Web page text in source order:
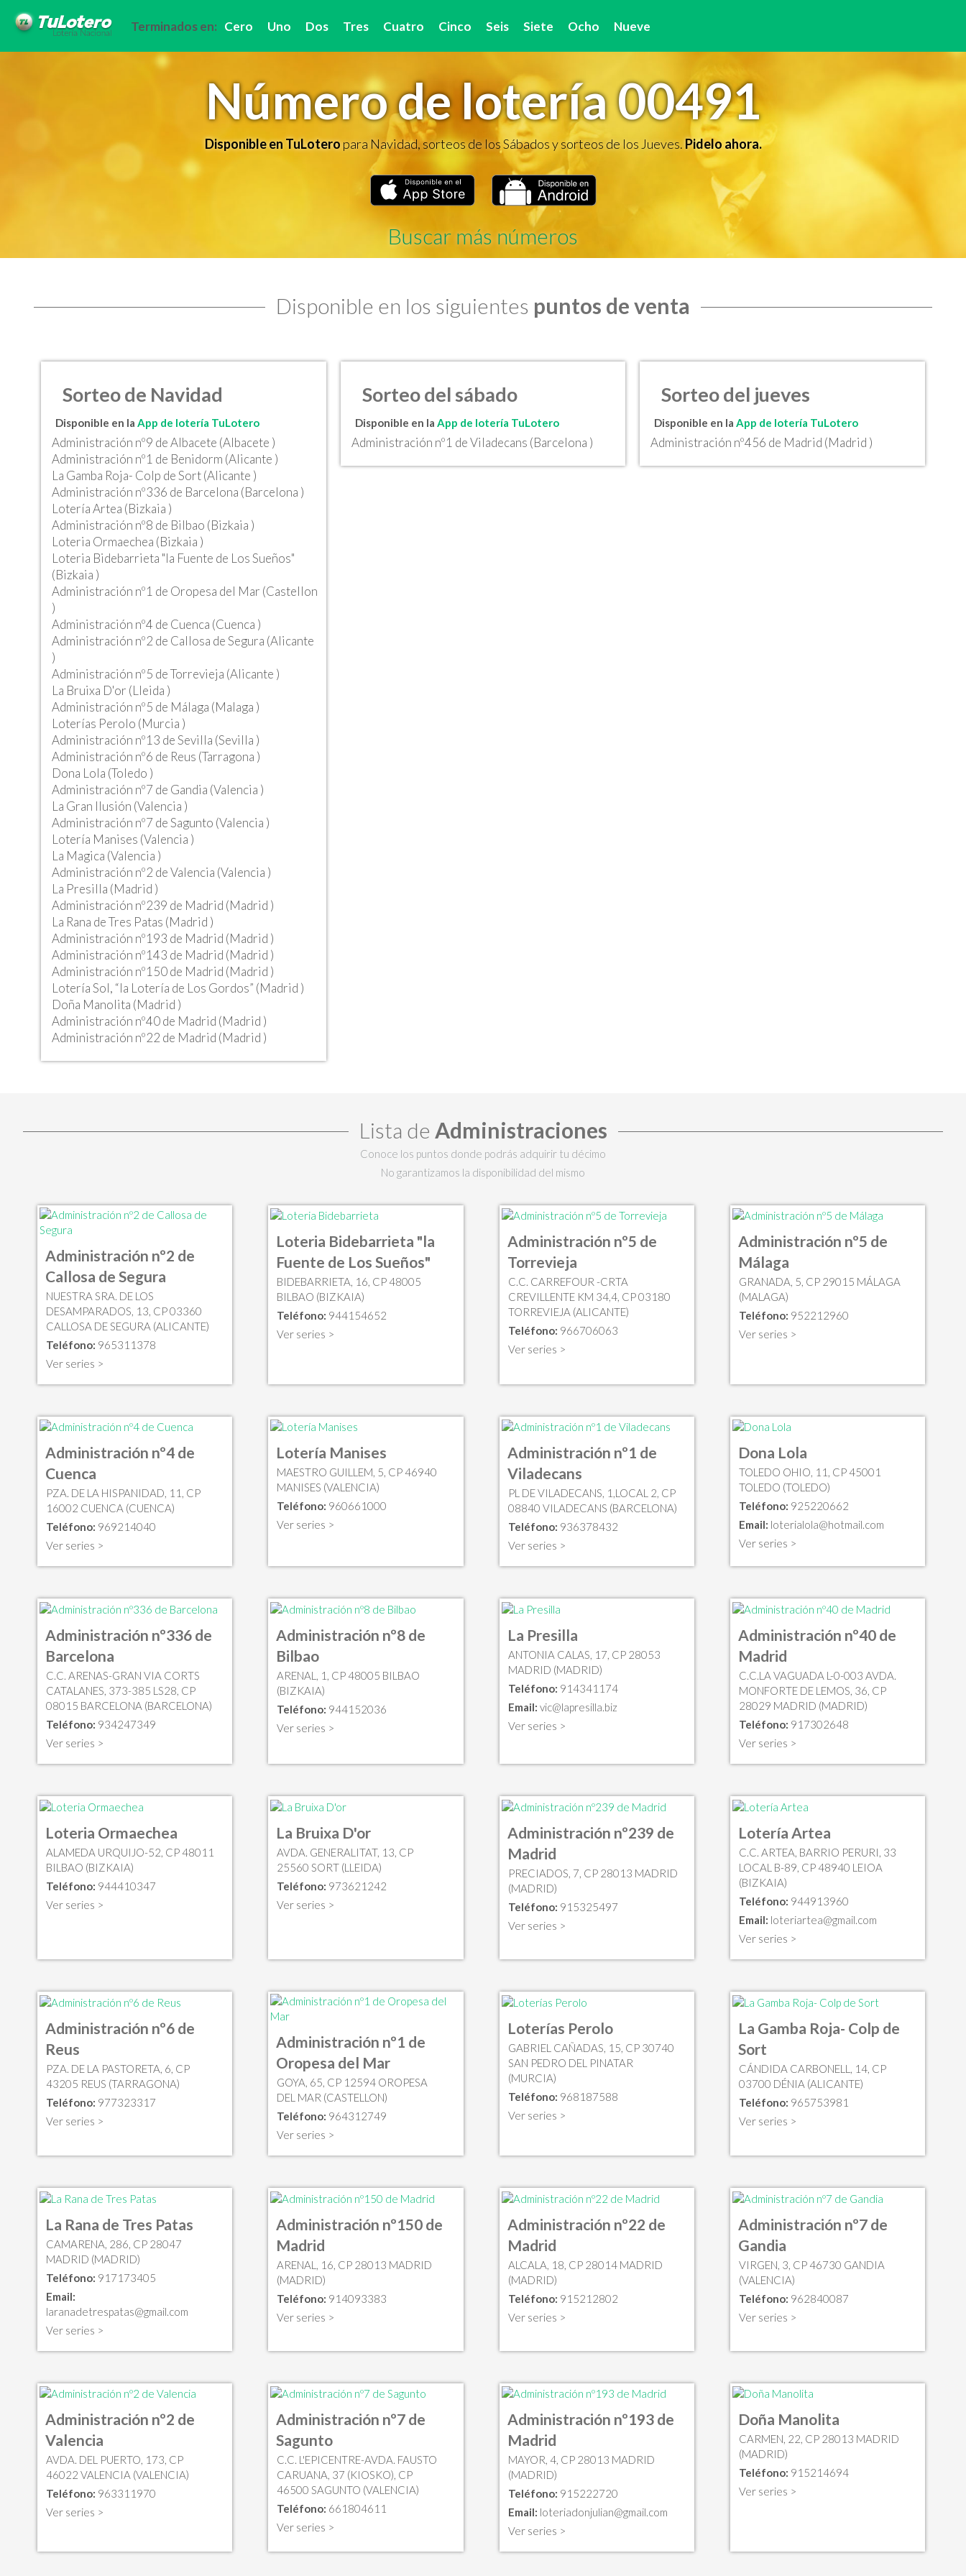
Terminados en: Cero Uno Dos Tres Cuatro Cinco Seis Siete Ocho Nueve
Número de lotería 00491
Disponible en TuLoteropara Navidad, sorteos de los Sábados y sorteos de los Jueves.Pidelo ahora.
Buscar más números
Disponible en los siguientes puntos de venta
Sorteo de Navidad
Disponible en la App de lotería TuLotero
Administración nº9 de Albacete (Albacete )
Administración nº1 de Benidorm (Alicante )
La Gamba Roja- Colp de Sort (Alicante )
Administración nº336 de Barcelona (Barcelona )
Lotería Artea (Bizkaia )
Administración nº8 de Bilbao (Bizkaia )
Loteria Ormaechea (Bizkaia )
Loteria Bidebarrieta "la Fuente de Los Sueños"
(Bizkaia )
Administración nº1 de Oropesa del Mar (Castellon
)
Administración nº4 de Cuenca (Cuenca )
Administración nº2 de Callosa de Segura (Alicante
)
Administración nº5 de Torrevieja (Alicante )
La Bruixa D'or (Lleida )
Administración nº5 de Málaga (Malaga )
Loterías Perolo (Murcia )
Administración nº13 de Sevilla (Sevilla )
Administración nº6 de Reus (Tarragona )
Dona Lola (Toledo )
Administración nº7 de Gandia (Valencia )
La Gran Ilusión (Valencia )
Administración nº7 de Sagunto (Valencia )
Lotería Manises (Valencia )
La Magica (Valencia )
Administración nº2 de Valencia (Valencia )
La Presilla (Madrid )
Administración nº239 de Madrid (Madrid )
La Rana de Tres Patas (Madrid )
Administración nº193 de Madrid (Madrid )
Administración nº143 de Madrid (Madrid )
Administración nº150 de Madrid (Madrid )
Lotería Sol, “la Lotería de Los Gordos” (Madrid )
Doña Manolita (Madrid )
Administración nº40 de Madrid (Madrid )
Administración nº22 de Madrid (Madrid )
Sorteo del sábado
Disponible en la App de lotería TuLotero
Administración nº1 de Viladecans (Barcelona )
Sorteo del jueves
Disponible en laApp de lotería TuLotero
Administración nº456 de Madrid (Madrid )
Lista de Administraciones
Conoce los puntos donde podrás adquirir tu décimo
No garantizamos la disponibilidad del mismo
Administración nº2 de
Callosa de Segura
NUESTRA SRA. DE LOS
DESAMPARADOS, 13, CP 03360
CALLOSA DE SEGURA (ALICANTE)
Teléfono: 965311378
Ver series >
Loteria Bidebarrieta "la
Fuente de Los Sueños"
BIDEBARRIETA, 16, CP 48005
BILBAO (BIZKAIA)
Teléfono: 944154652
Ver series >
Administración nº5 de
Torrevieja
C.C. CARREFOUR -CRTA
CREVILLENTE KM 34,4, CP 03180
TORREVIEJA (ALICANTE)
Teléfono: 966706063
Ver series >
Administración nº5 de
Málaga
GRANADA, 5, CP 29015 MÁLAGA
(MALAGA)
Teléfono: 952212960
Ver series >
Administración nº4 de
Cuenca
PZA. DE LA HISPANIDAD, 11, CP
16002 CUENCA (CUENCA)
Teléfono: 969214040
Ver series >
Lotería Manises
MAESTRO GUILLEM, 5, CP 46940
MANISES (VALENCIA)
Teléfono: 960661000
Ver series >
Administración nº1 de
Viladecans
PL DE VILADECANS, 1,LOCAL 2, CP
08840 VILADECANS (BARCELONA)
Teléfono: 936378432
Ver series >
Dona Lola
TOLEDO OHIO, 11, CP 45001
TOLEDO (TOLEDO)
Teléfono: 925220662
Email: loterialola@hotmail.com
Ver series >
Administración nº336 de
Barcelona
C.C. ARENAS-GRAN VIA CORTS
CATALANES, 373-385 LS28, CP
08015 BARCELONA (BARCELONA)
Teléfono: 934247349
Ver series >
Administración nº8 de
Bilbao
ARENAL, 1, CP 48005 BILBAO
(BIZKAIA)
Teléfono: 944152036
Ver series >
La Presilla
ANTONIA CALAS, 17, CP 28053
MADRID (MADRID)
Teléfono: 914341174
Email: vic@lapresilla.biz
Ver series >
Administración nº40 de
Madrid
C.C.LA VAGUADA L-0-003 AVDA.
MONFORTE DE LEMOS, 36, CP
28029 MADRID (MADRID)
Teléfono: 917302648
Ver series >
Loteria Ormaechea
ALAMEDA URQUIJO-52, CP 48011
BILBAO (BIZKAIA)
Teléfono: 944410347
Ver series >
La Bruixa D'or
AVDA. GENERALITAT, 13, CP
25560 SORT (LLEIDA)
Teléfono: 973621242
Ver series >
Administración nº239 de
Madrid
PRECIADOS, 7, CP 28013 MADRID
(MADRID)
Teléfono: 915325497
Ver series >
Lotería Artea
C.C. ARTEA, BARRIO PERURI, 33
LOCAL B-89, CP 48940 LEIOA
(BIZKAIA)
Teléfono: 944913960
Email: loteriartea@gmail.com
Ver series >
Administración nº6 de
Reus
PZA. DE LA PASTORETA, 6, CP
43205 REUS (TARRAGONA)
Teléfono: 977323317
Ver series >
Administración nº1 de
Oropesa del Mar
GOYA, 65, CP 12594 OROPESA
DEL MAR (CASTELLON)
Teléfono: 964312749
Ver series >
Loterías Perolo
GABRIEL CAÑADAS, 15, CP 30740
SAN PEDRO DEL PINATAR
(MURCIA)
Teléfono: 968187588
Ver series >
La Gamba Roja- Colp de
Sort
CÁNDIDA CARBONELL, 14, CP
03700 DÉNIA (ALICANTE)
Teléfono: 965753981
Ver series >
La Rana de Tres Patas
CAMARENA, 286, CP 28047
MADRID (MADRID)
Teléfono: 917173405
Email:
laranadetrespatas@gmail.com
Ver series >
Administración nº150 de
Madrid
ARENAL, 16, CP 28013 MADRID
(MADRID)
Teléfono: 914093383
Ver series >
Administración nº22 de
Madrid
ALCALA, 18, CP 28014 MADRID
(MADRID)
Teléfono: 915212802
Ver series >
Administración nº7 de
Gandia
VIRGEN, 3, CP 46730 GANDIA
(VALENCIA)
Teléfono: 962840087
Ver series >
Administración nº2 de
Valencia
AVDA. DEL PUERTO, 173, CP
46022 VALENCIA (VALENCIA)
Teléfono: 963311970
Ver series >
Administración nº7 de
Sagunto
C.C. L'EPICENTRE-AVDA. FAUSTO
CARUANA, 37 (KIOSKO), CP
46500 SAGUNTO (VALENCIA)
Teléfono: 661804611
Ver series >
Administración nº193 de
Madrid
MAYOR, 4, CP 28013 MADRID
(MADRID)
Teléfono: 915222720
Email: loteriadonjulian@gmail.com
Ver series >
Doña Manolita
CARMEN, 22, CP 28013 MADRID
(MADRID)
Teléfono: 915214694
Ver series >